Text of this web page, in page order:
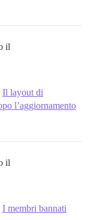
il
Il layout di
l’aggiornamento
il
I membri bannati